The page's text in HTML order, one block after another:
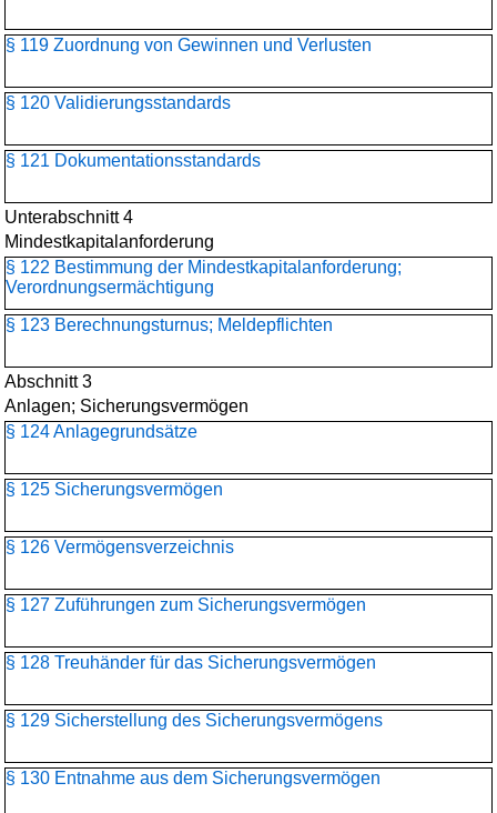
§ 119 Zuordnung von Gewinnen und Verlusten
§ 120 Validierungsstandards
§ 121 Dokumentationsstandards
Unterabschnitt 4
Mindestkapitalanforderung
§ 122 Bestimmung der Mindestkapitalanforderung;
Verordnungsermächtigung
§ 123 Berechnungsturnus; Meldepflichten
Abschnitt 3
Anlagen; Sicherungsvermögen
§ 124 Anlagegrundsätze
§ 125 Sicherungsvermögen
§ 126 Vermögensverzeichnis
§ 127 Zuführungen zum Sicherungsvermögen
§ 128 Treuhänder für das Sicherungsvermögen
§ 129 Sicherstellung des Sicherungsvermögens
§ 130 Entnahme aus dem Sicherungsvermögen